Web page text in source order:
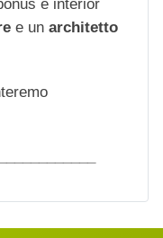
e interior
e un architetto